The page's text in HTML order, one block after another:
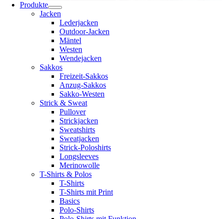
Produkte
Jacken
Lederjacken
Outdoor-Jacken
Mäntel
Westen
Wendejacken
Sakkos
Freizeit-Sakkos
Anzug-Sakkos
Sakko-Westen
Strick & Sweat
Pullover
Strickjacken
Sweatshirts
Sweatjacken
Strick-Poloshirts
Longsleeves
Merinowolle
T-Shirts & Polos
T-Shirts
T-Shirts mit Print
Basics
Polo-Shirts